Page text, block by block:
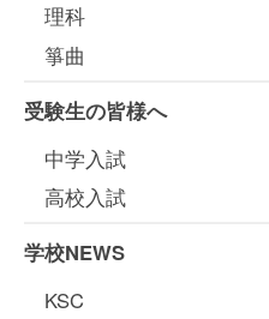
理科
箏曲
受験生の皆様へ
中学入試
高校入試
学校NEWS
KSC